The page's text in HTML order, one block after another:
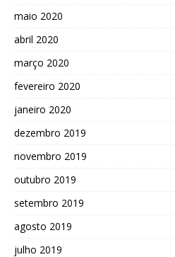
maio 2020
abril 2020
março 2020
fevereiro 2020
janeiro 2020
dezembro 2019
novembro 2019
outubro 2019
setembro 2019
agosto 2019
julho 2019